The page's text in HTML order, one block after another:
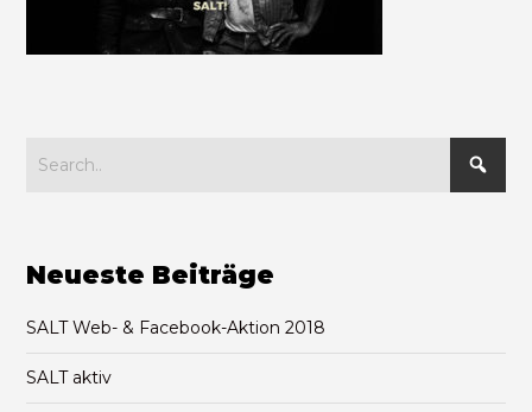
Neueste Beiträge
SALT Web- & Facebook-Aktion 2018
SALT aktiv